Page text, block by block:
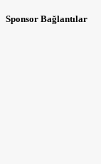
Sponsor Bağlantılar